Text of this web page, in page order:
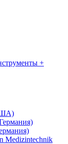
+
Medizintechnik